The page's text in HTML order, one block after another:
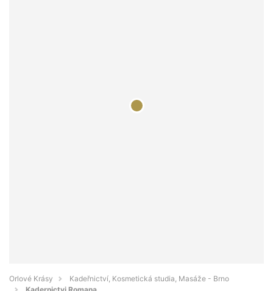
Orlové Krásy
Kadeřnictví, Kosmetická studia, Masáže - Brno